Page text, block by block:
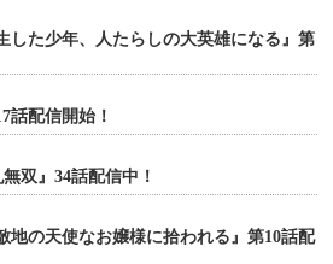
した少年、人たらしの大英雄になる』第
話配信開始！
双』34話配信中！
地の天使なお嬢様に拾われる』第10話配